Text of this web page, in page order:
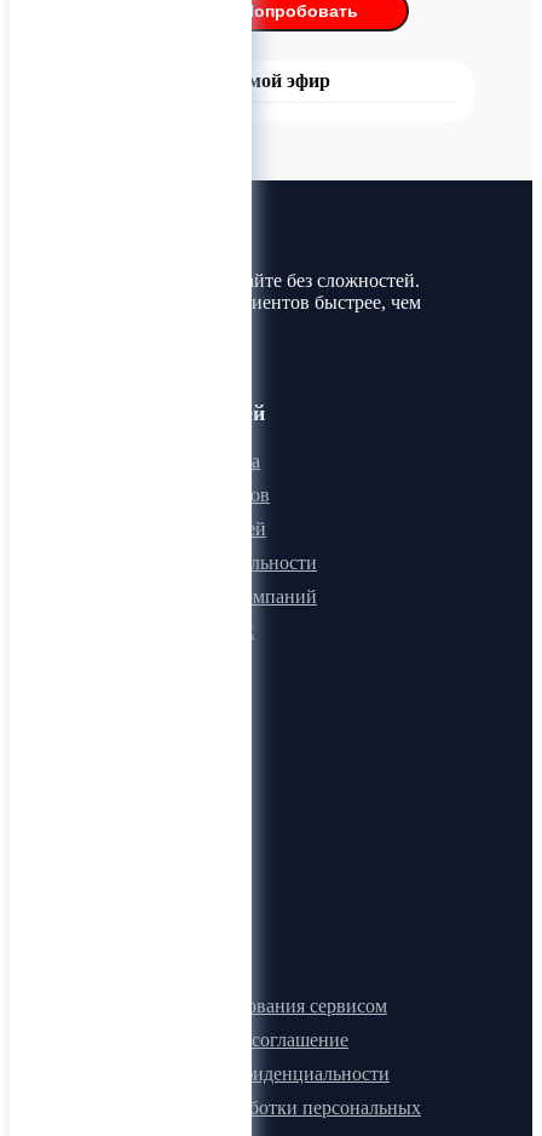
Попробовать
Прямой эфир
Покупайте и продавайте без сложностей.
Найдите товары и клиентов быстрее, чем
Для пользователей
Онлайн визитка
Для поставщиков
Для покупателей
Программа лояльности
Микроблоги компаний
Быстрый поиск
Правила пользования сервисом
Лицензионное соглашение
Политика конфиденциальности
Политика обработки персональных